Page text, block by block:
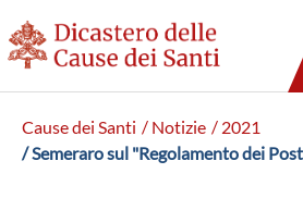
Cause dei Santi / Notizie / 2021
/ Semeraro sul "Regolamento dei